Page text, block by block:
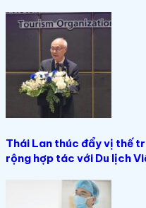
Thái Lan thúc đẩy vị thế
rộng hợp tác với Du lịch